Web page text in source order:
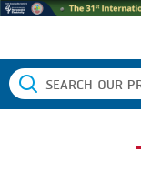
BOILING
CLIPPING
CARSOE
DORIT
ติดต่อเรา